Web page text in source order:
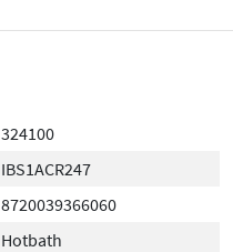
324100
IBS1ACR247
8720039366060
Hotbath